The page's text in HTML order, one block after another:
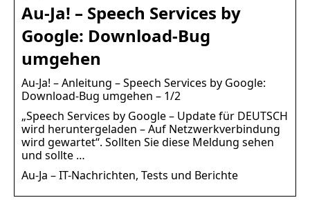
Au-Ja! – Speech Services by
Google: Download-Bug
umgehen
Au-Ja! – Anleitung – Speech Services by Google:
Download-Bug umgehen – 1/2
„Speech Services by Google – Update für DEUTSCH
wird heruntergeladen – Auf Netzwerkverbindung
wird gewartet“. Sollten Sie diese Meldung sehen
und sollte …
Au-Ja – IT-Nachrichten, Tests und Berichte